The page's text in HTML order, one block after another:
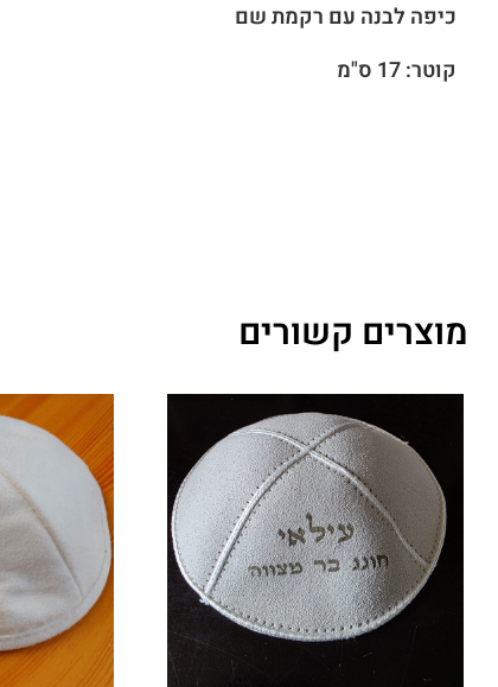
כיפה לבנה עם רקמת שם
קוטר: 17 ס"מ
מוצרים קשורים